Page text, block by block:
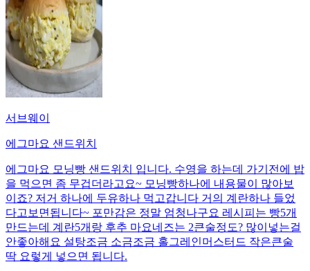
서브웨이
에그마요 샌드위치
에그마요 모닝빵 샌드위치 입니다. 수영을 하는데 가기전에 밥
을 먹으면 좀 무겁더라고요~ 모닝빵하나에 내용물이 많아보
이죠? 저거 하나에 두유하나 먹고갑니다 거의 계란하나 들었
다고보면됩니다~ 포만감은 정말 엄청나구요 레시피는 빵5개
만드는데 계란5개랑 후추 마요네즈는 2큰술정도? 많이넣는걸
안좋아해요 설탕조금 소금조금 홀그레인머스터드 작은큰술
딱 요렇게 넣으면 됩니다.